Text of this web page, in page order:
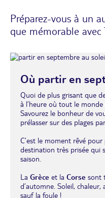
Préparez-vous à un
que mémorable avec
Où partir en
Quoi de plus grisant que
à l’heure où tout le monde
Savourez le bonheur de
prélasser sur des plages
C’est le moment rêvé pour
destination très prisée qui
saison.
La Grèce et la Corse sont
d’automne. Soleil, chaleur,
sauf la foule !